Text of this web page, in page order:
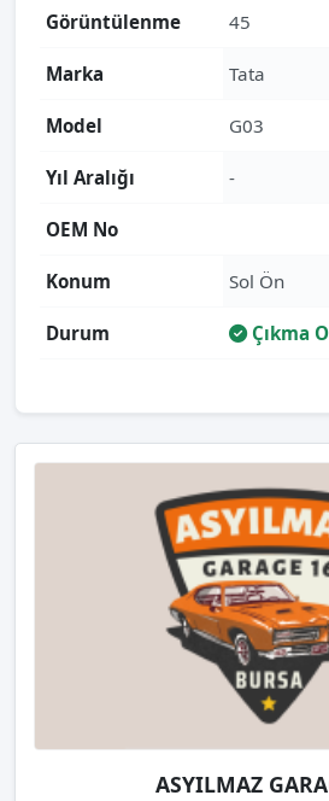
Görüntülenme 45
Marka Tata
Model G03
Yıl Aralığı -
OEM No
Konum Sol Ön
Durum Çıkma
ASYILMAZ